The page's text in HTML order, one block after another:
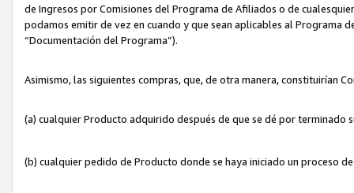
de Ingresos por Comisiones del Programa de Afiliados o de
podamos emitir de vez en cuando y que sean aplicables al Programa
“Documentación del Programa”).
Asimismo, las siguientes compras, que, de otra manera, constituirían
(a) cualquier Producto adquirido después de que se dé por terminado
(b) cualquier pedido de Producto donde se haya iniciado un proceso